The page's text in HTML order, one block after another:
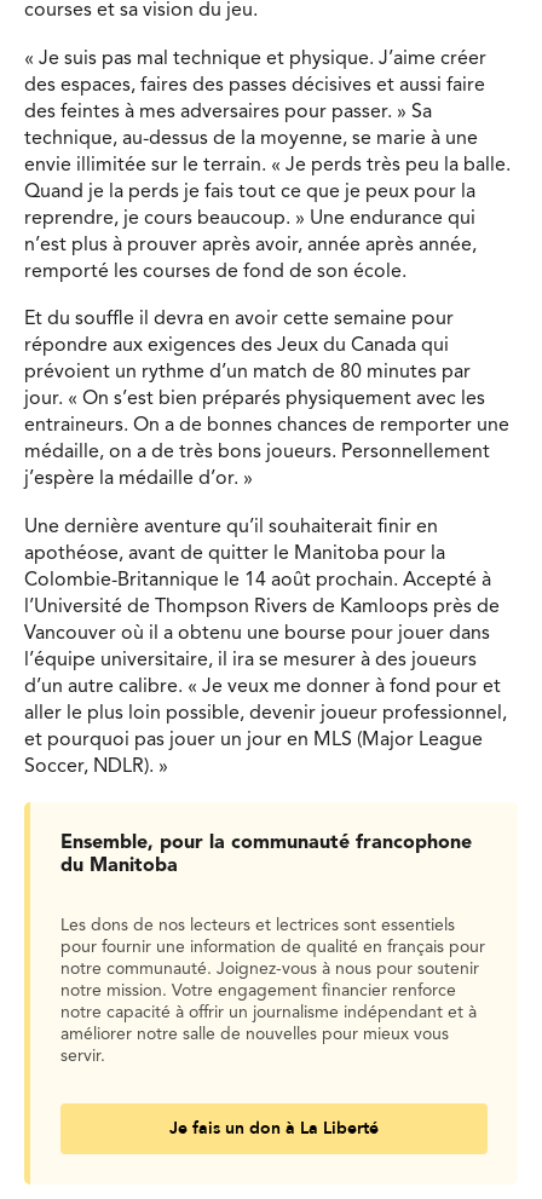
courses et sa vision du jeu.
« Je suis pas mal technique et physique. J’aime créer
des espaces, faires des passes décisives et aussi faire
des feintes à mes adversaires pour passer. » Sa
technique, au-dessus de la moyenne, se marie à une
envie illimitée sur le terrain. « Je perds très peu la balle.
Quand je la perds je fais tout ce que je peux pour la
reprendre, je cours beaucoup. » Une endurance qui
n’est plus à prouver après avoir, année après année,
remporté les courses de fond de son école.
Et du souffle il devra en avoir cette semaine pour
répondre aux exigences des Jeux du Canada qui
prévoient un rythme d’un match de 80 minutes par
jour. « On s’est bien préparés physiquement avec les
entraineurs. On a de bonnes chances de remporter une
médaille, on a de très bons joueurs. Personnellement
j’espère la médaille d’or. »
Une dernière aventure qu’il souhaiterait finir en
apothéose, avant de quitter le Manitoba pour la
Colombie-Britannique le 14 août prochain. Accepté à
l’Université de Thompson Rivers de Kamloops près de
Vancouver où il a obtenu une bourse pour jouer dans
l’équipe universitaire, il ira se mesurer à des joueurs
d’un autre calibre. « Je veux me donner à fond pour et
aller le plus loin possible, devenir joueur professionnel,
et pourquoi pas jouer un jour en MLS (Major League
Soccer, NDLR). »
Ensemble, pour la communauté francophone
du Manitoba
Les dons de nos lecteurs et lectrices sont essentiels
pour fournir une information de qualité en français pour
notre communauté. Joignez-vous à nous pour soutenir
notre mission. Votre engagement financier renforce
notre capacité à offrir un journalisme indépendant et à
améliorer notre salle de nouvelles pour mieux vous
servir.
Je fais un don à La Liberté